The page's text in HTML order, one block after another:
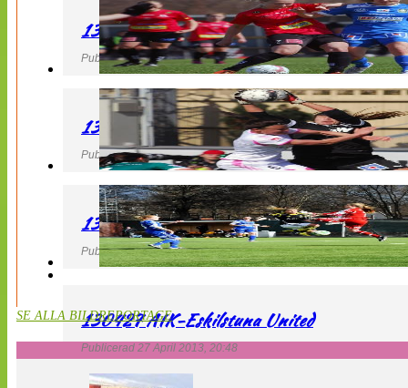
130427 LB 07 – QBIK
Publicerad 27 April 2013, 22:40
130427 IF Limhamn Bunkeflo – QBIK
Publicerad 27 April 2013, 21:10
130427 LdB FC Malmö – Mallbackens IF
Publicerad 27 April 2013, 20:54
130427 AIK-Eskilstuna United
Publicerad 27 April 2013, 20:48
SE ALLA BILDREPORTAGE